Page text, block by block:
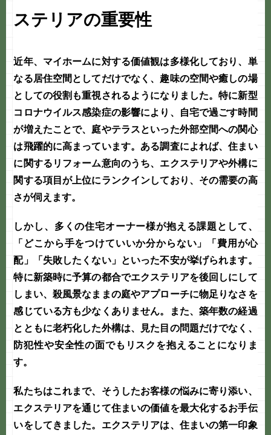
ステリアの重要性
近年、マイホームに対する価値観は多様化しており、単
なる居住空間としてだけでなく、趣味の空間や癒しの場
としての役割も重視されるようになりました。特に新型
コロナウイルス感染症の影響により、自宅で過ごす時間
が増えたことで、庭やテラスといった外部空間への関心
は飛躍的に高まっています。ある調査によれば、住まい
に関するリフォーム意向のうち、エクステリアや外構に
関する項目が上位にランクインしており、その需要の高
さが伺えます。
しかし、多くの住宅オーナー様が抱える課題として、
「どこから手をつけていいか分からない」「費用が心
配」「失敗したくない」といった不安が挙げられます。
特に新築時に予算の都合でエクステリアを後回しにして
しまい、殺風景なままの庭やアプローチに物足りなさを
感じている方も少なくありません。また、築年数の経過
とともに老朽化した外構は、見た目の問題だけでなく、
防犯性や安全性の面でもリスクを抱えることになりま
す。
私たちはこれまで、そうしたお客様の悩みに寄り添い、
エクステリアを通じて住まいの価値を最大化するお手伝
いをしてきました。エクステリアは、住まいの第一印象